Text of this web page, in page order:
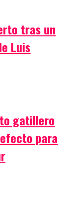
tras un
Luis
gatillero
para